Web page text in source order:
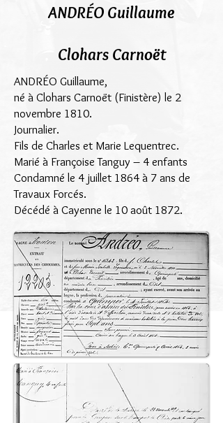
ANDRÉO Guillaume
Clohars Carnoët
ANDRÉO Guillaume,
né à Clohars Carnoët (Finistère) le 2
novembre 1810.
Journalier.
Fils de Charles et Marie Lequentrec.
Marié à Françoise Tanguy – 4 enfants
Condamné le 4 juillet 1864 à 7 ans de
Travaux Forcés.
Décédé à Cayenne le 10 août 1872.